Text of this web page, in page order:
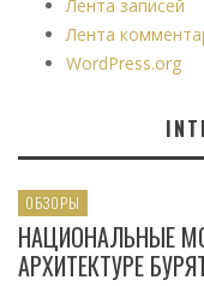
Лента записей
Лента
WordPress.org
ОБЗОРЫ
НАЦИОНАЛЬНЫЕ
АРХИТЕКТУРЕ